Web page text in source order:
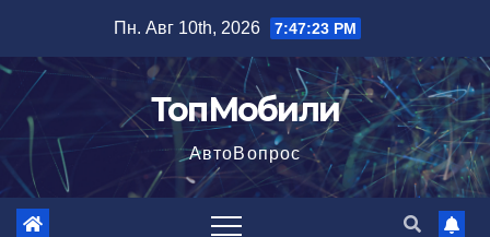
содержимому
Пн. Авг 10th, 2026 7:47:24 PM
ТопМобили
АвтоВопрос